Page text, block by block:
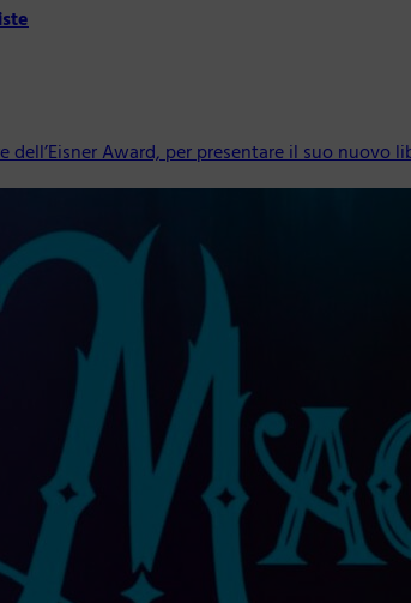
Award, per presentare il suo nuovo